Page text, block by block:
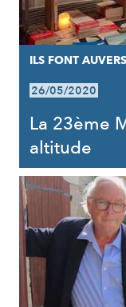
ILS FONT
26/05/2020
La 23ème
altitude